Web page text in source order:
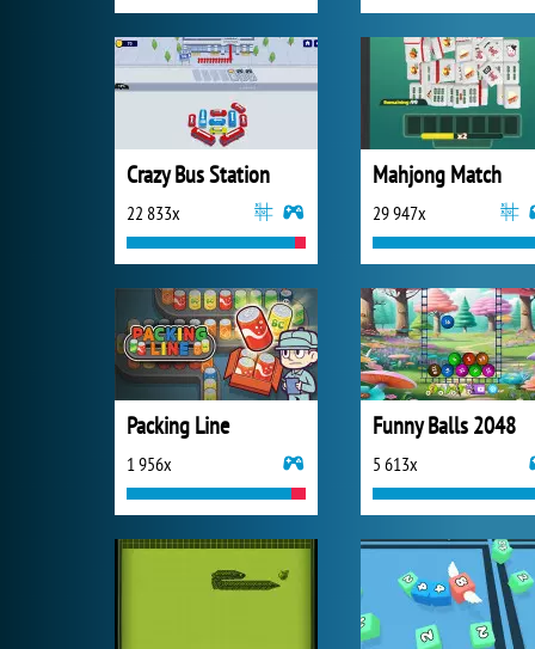
Crazy Bus Station
22 833x
Mahjong Match
29 947x
Packing Line
1 956x
Funny Balls 2048
5 613x